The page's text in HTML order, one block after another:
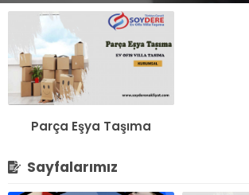
Parça Eşya Taşıma
Sayfalarımız